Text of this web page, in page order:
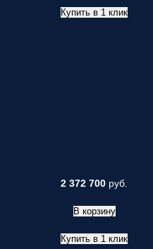
Купить в 1 клик
2 372 700 руб.
В корзину
Купить в 1 клик